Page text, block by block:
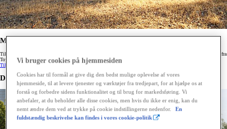
Modtag nyheder fra Toyota
Tilmeld dig vores nyhedsbrev, så er du altid opdateret om nyheder, kampagner, gode tilbud og konkurrencer fra
Toyota.
Tilmeld dig
De seneste nyheder fra Toyota
Vi bruger cookies på hjemmesiden
Cookies har til formål at give dig den bedst mulige oplevelse af vores
hjemmeside, til at levere tjenester og værktøjer fra tredjepart, for at hjælpe os at
forstå og forbedre sidens funktionalitet og til brug for markedsføring. Vi
anbefaler, at du beholder alle disse cookies, men hvis du ikke er enig, kan du
nemt ændre dem ved at trykke på cookie indstillingerne nedenfor.
En
fuldstændig beskrivelse kan findes i vores cookie-politik